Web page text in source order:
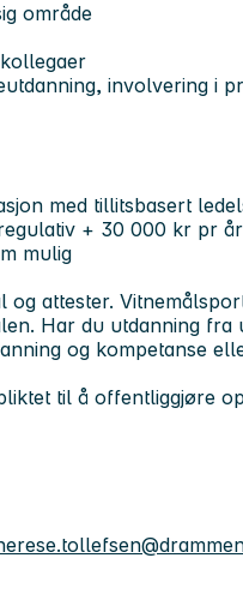
område
involvering i
med tillitsbasert
+ 30 000 kr pr
mulig
og attester.
Har du utdanning fra
og kompetanse
til å offentliggjøre